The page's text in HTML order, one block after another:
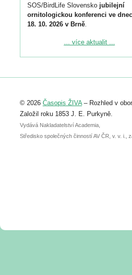
SOS/BirdLife Slovensko jubilejní
ornitologickou konferenci ve
18. 10. 2026 v Brně.
Podrobnější informace ke konferenci
Registrovat se můžete do 6. září.
abstraktu přihlášené přednášky
posteru je už 30. června.
... více aktualit ...
© 2026 Časopis ŽIVA– Rozhled v
Založil roku 1853 J. E. Purkyně.
Vydává Nakladatelství Academia,
Středisko společných činností AV ČR, v. v. i.,